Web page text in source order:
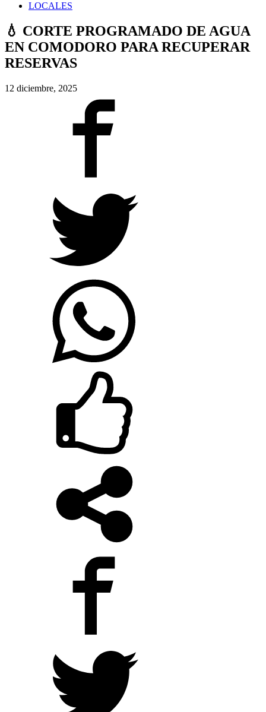
LOCALES
💧 CORTE PROGRAMADO DE AGUA
EN COMODORO PARA RECUPERAR
RESERVAS
12 diciembre, 2025